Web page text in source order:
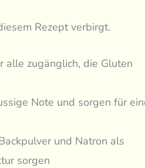
Rezept verbirgt.
alle zugänglich, die Gluten
Note und sorgen für
und Natron als
sorgen